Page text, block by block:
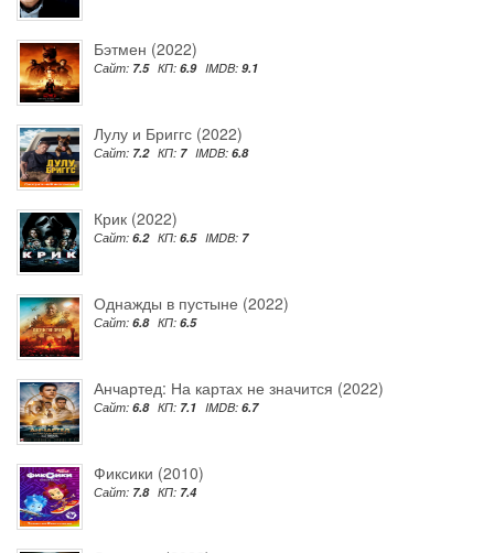
Бэтмен (2022)
Сайт: 7.5 КП: 6.9 IMDB: 9.1
Лулу и Бриггс (2022)
Сайт: 7.2 КП: 7 IMDB: 6.8
Крик (2022)
Сайт: 6.2 КП: 6.5 IMDB: 7
Однажды в пустыне (2022)
Сайт: 6.8 КП: 6.5
Анчартед: На картах не значится (2022)
Сайт: 6.8 КП: 7.1 IMDB: 6.7
Фиксики (2010)
Сайт: 7.8 КП: 7.4